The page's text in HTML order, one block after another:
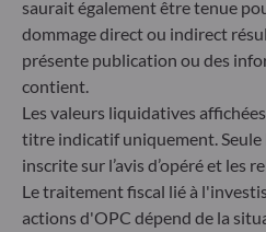
saurait également être tenue
dommage direct ou indirect
présente publication ou des
contient.
Les valeurs liquidatives
titre indicatif uniquement.
inscrite sur l’avis d’opéré et les
Le traitement fiscal lié à
actions d'OPC dépend de la